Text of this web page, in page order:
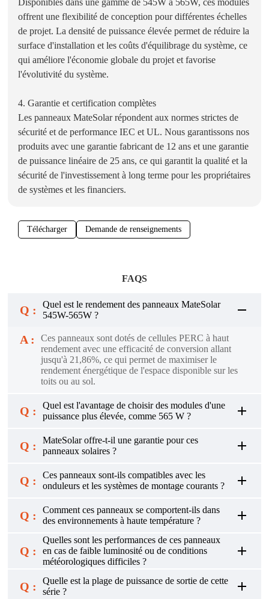
offrent une flexibilité de conception pour différentes échelles
de projet. La densité de puissance élevée permet de réduire la
surface d'installation et les coûts d'équilibrage du système, ce
qui améliore l'économie globale du projet et favorise
l'évolutivité du système.
4. Garantie et certification complètes
Les panneaux MateSolar répondent aux normes strictes de
sécurité et de performance IEC et UL. Nous garantissons nos
produits avec une garantie fabricant de 12 ans et une garantie
de puissance linéaire de 25 ans, ce qui garantit la qualité et la
sécurité de l'investissement à long terme pour les propriétaires
de systèmes et les financiers.
Télécharger Demande de renseignements
FAQS
Q :
Quel est le rendement des panneaux MateSolar
545W-565W ?
A :
Ces panneaux sont dotés de cellules PERC à haut
rendement avec une efficacité de conversion allant
jusqu'à 21,86%, ce qui permet de maximiser le
rendement énergétique de l'espace disponible sur les
toits ou au sol.
Q :
Quel est l'avantage de choisir des modules d'une
puissance plus élevée, comme 565 W ?
Q :
MateSolar offre-t-il une garantie pour ces
panneaux solaires ?
Q :
Ces panneaux sont-ils compatibles avec les
onduleurs et les systèmes de montage courants ?
Q :
Comment ces panneaux se comportent-ils dans
des environnements à haute température ?
Q :
Quelles sont les performances de ces panneaux
en cas de faible luminosité ou de conditions
météorologiques difficiles ?
Q :
Quelle est la plage de puissance de sortie de cette
série ?